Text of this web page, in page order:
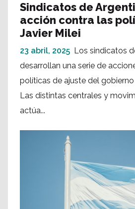
Sindicatos de
acción contra las
Javier Milei
23 abril, 2025 Los sindicatos
desarrollan una serie de
políticas de ajuste del gobierno
Las distintas centrales y
actúa...